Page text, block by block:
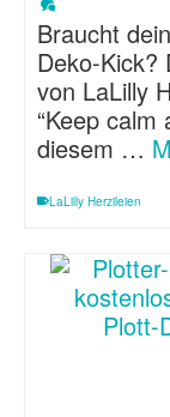
Braucht
Deko-Kick?
von LaLilly
“Keep
diesem …
LaLilly Herzileien